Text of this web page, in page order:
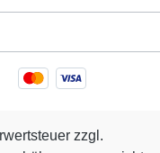
zzgl.